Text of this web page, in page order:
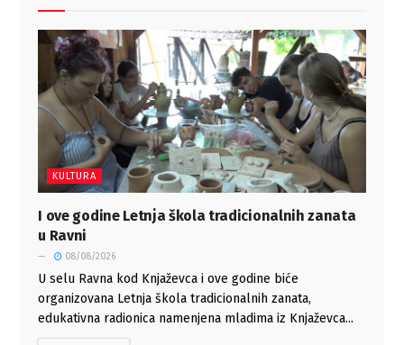
KULTURA
I ove godine Letnja škola tradicionalnih zanata
u Ravni
08/08/2026
U selu Ravna kod Knjaževca i ove godine biće
organizovana Letnja škola tradicionalnih zanata,
edukativna radionica namenjena mladima iz Knjaževca...